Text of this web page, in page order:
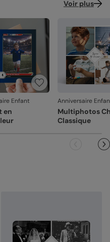
Voir plus
Enfant
en
Anniversaire
Multiphotos
Classique